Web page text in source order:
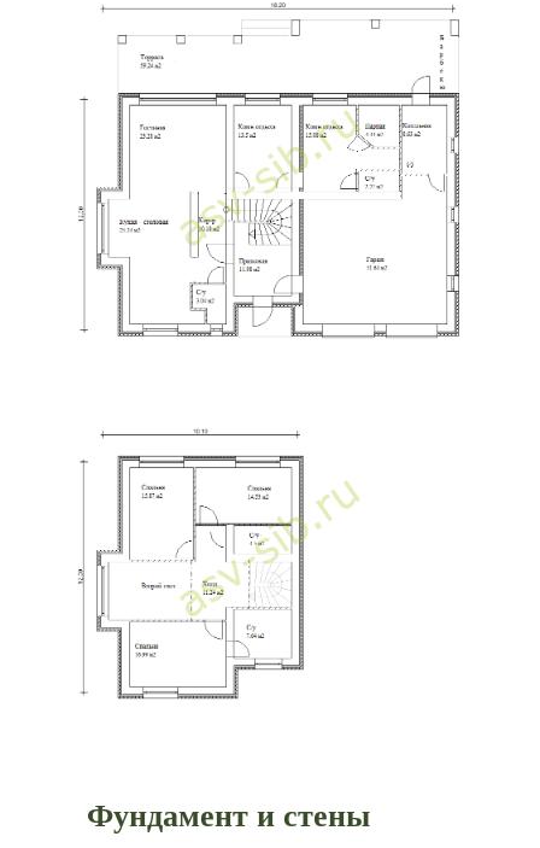
Фундамент и стены